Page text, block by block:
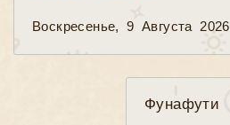
Воскресенье, 9 Августа 2026
Фунафути